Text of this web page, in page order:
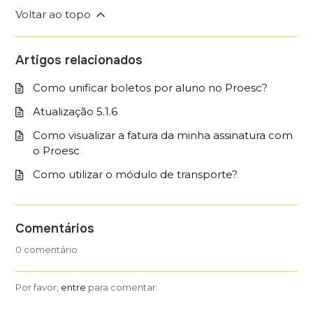
Voltar ao topo
Artigos relacionados
Como unificar boletos por aluno no Proesc?
Atualização 5.1.6
Como visualizar a fatura da minha assinatura com
o Proesc
Como utilizar o módulo de transporte?
Comentários
0 comentário
Por favor, entre para comentar.